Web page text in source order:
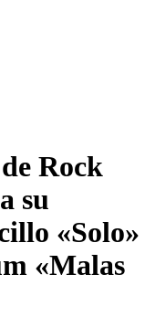
Rock
su
«Solo»
«Malas